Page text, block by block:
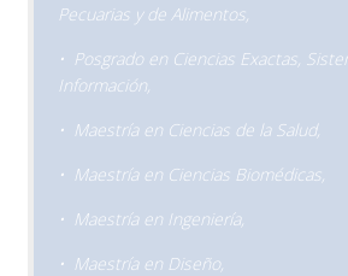
Pecuarias y de Alimentos,
• Posgrado en Ciencias Exactas,
Información,
• Maestría en Ciencias de la Salud,
• Maestría en Ciencias Biomédicas,
• Maestría en Ingeniería,
• Maestría en Diseño,